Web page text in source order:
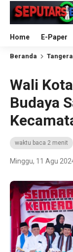
Home E-Paper
Beranda
Wali
Budaya
waktu baca 2 menit
Minggu, 11 Agu